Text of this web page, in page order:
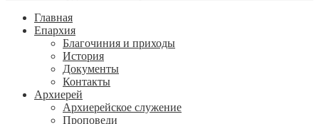
Главная
Епархия
Благочиния и приходы
История
Документы
Контакты
Архиерей
Архиерейское служение
Проповеди